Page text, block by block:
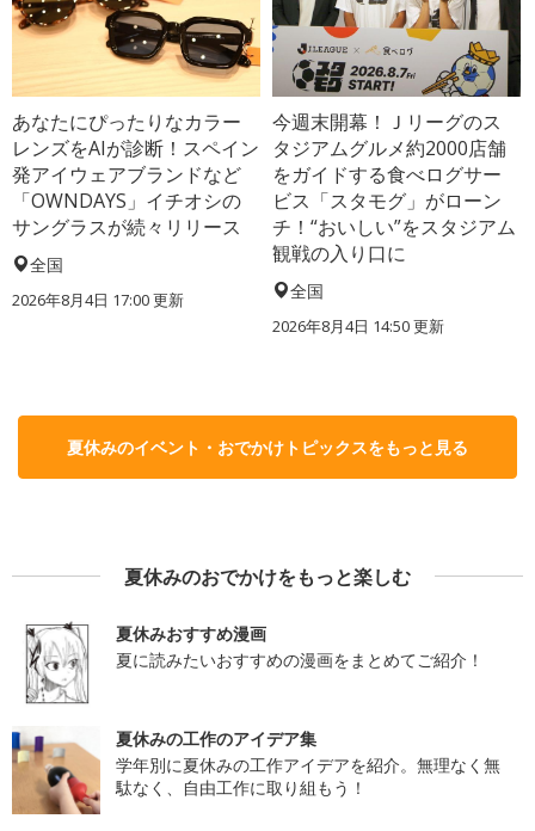
あなたにぴったりなカラー
レンズをAIが診断！スペイン
発アイウェアブランドなど
「OWNDAYS」イチオシの
サングラスが続々リリース
全国
2026年8月4日 17:00更新
今週末開幕！Ｊリーグのス
タジアムグルメ約2000店舗
をガイドする食べログサー
ビス「スタモグ」がローン
チ！“おいしい”をスタジアム
観戦の入り口に
全国
2026年8月4日 14:50更新
夏休みのイベント・おでかけトピックスをもっと見る
夏休みのおでかけをもっと楽しむ
夏休みおすすめ漫画
夏に読みたいおすすめの漫画をまとめてご紹介！
夏休みの工作のアイデア集
学年別に夏休みの工作アイデアを紹介。無理なく無
駄なく、自由工作に取り組もう！